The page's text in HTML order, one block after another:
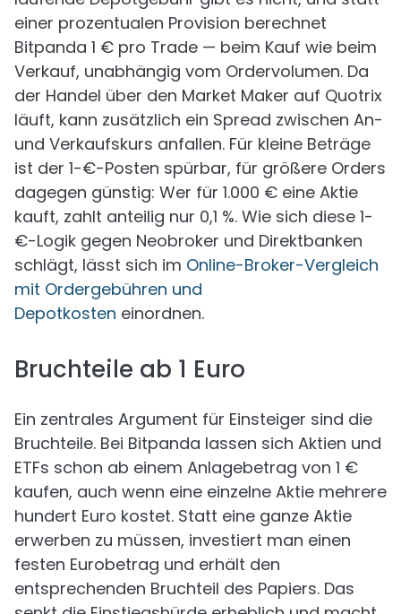
einer prozentualen Provision berechnet
Bitpanda 1 € pro Trade — beim Kauf wie beim
Verkauf, unabhängig vom Ordervolumen. Da
der Handel über den Market Maker auf Quotrix
läuft, kann zusätzlich ein Spread zwischen An-
und Verkaufskurs anfallen. Für kleine Beträge
ist der 1-€-Posten spürbar, für größere Orders
dagegen günstig: Wer für 1.000 € eine Aktie
kauft, zahlt anteilig nur 0,1 %. Wie sich diese 1-
€-Logik gegen Neobroker und Direktbanken
schlägt, lässt sich im Online-Broker-Vergleich
mit Ordergebühren und
Depotkosten einordnen.
Bruchteile ab 1 Euro
Ein zentrales Argument für Einsteiger sind die
Bruchteile. Bei Bitpanda lassen sich Aktien und
ETFs schon ab einem Anlagebetrag von 1 €
kaufen, auch wenn eine einzelne Aktie mehrere
hundert Euro kostet. Statt eine ganze Aktie
erwerben zu müssen, investiert man einen
festen Eurobetrag und erhält den
entsprechenden Bruchteil des Papiers. Das